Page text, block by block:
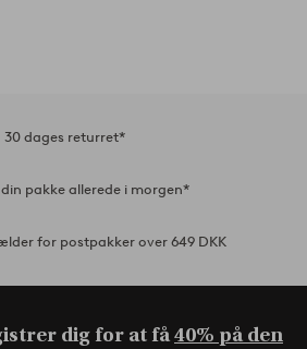
30 dages returret*
din pakke allerede i morgen*
for postpakker over 649 DKK
dig for at få40% på den